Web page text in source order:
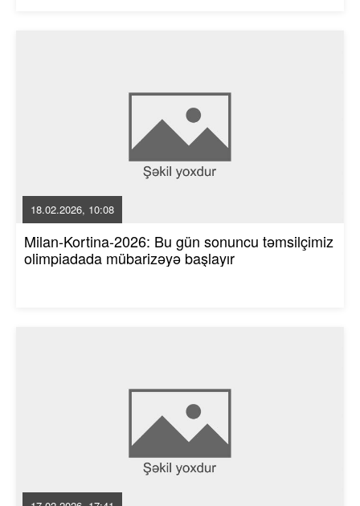
18.02.2026, 10:08
Milan-Kortina-2026: Bu gün sonuncu təmsilçimiz
olimpiadada mübarizəyə başlayır